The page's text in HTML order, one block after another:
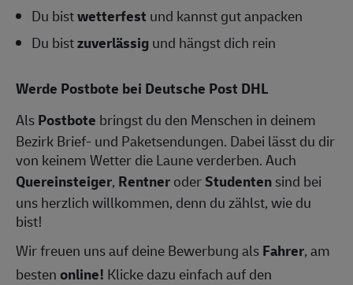
Du bistwetterfest und kannst gut anpacken
Du bistzuverlässigund hängst dich rein
Werde Postbote bei Deutsche Post DHL
AlsPostbote bringst du den Menschen in deinem
Bezirk Brief- und Paketsendungen. Dabei lässt du dir
von keinem Wetter die Laune verderben. Auch
Quereinsteiger, RentneroderStudentensind bei
uns herzlich willkommen, denn du zählst, wie du
bist!
Wir freuen uns auf deine Bewerbung alsFahrer, am
bestenonline! Klicke dazu einfach auf den